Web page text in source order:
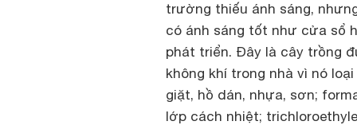
trường thiếu ánh sáng,
có ánh sáng tốt như cửa sổ
phát triển. Đây là cây trồng
không khí trong nhà vì nó
giặt, hồ dán, nhựa, sơn;
lớp cách nhiệt;